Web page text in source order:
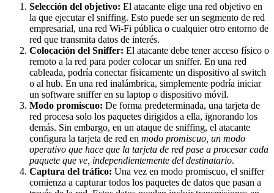
Selección del objetivo: El atacante elige una red objetivo en
la que ejecutar el sniffing. Esto puede ser un segmento de red
empresarial, una red Wi-Fi pública o cualquier otro entorno de
red que transmita datos de interés.
Colocación del Sniffer: El atacante debe tener acceso físico o
remoto a la red para poder colocar un sniffer. En una red
cableada, podría conectar físicamente un dispositivo al switch
o al hub. En una red inalámbrica, simplemente podría iniciar
un software sniffer en su laptop o dispositivo móvil.
Modo promiscuo: De forma predeterminada, una tarjeta de
red procesa solo los paquetes dirigidos a ella, ignorando los
demás. Sin embargo, en un ataque de sniffing, el atacante
configura la tarjeta de red en modo promiscuo, un modo
operativo que hace que la tarjeta de red pase a procesar cada
paquete que ve, independientemente del destinatario.
Captura del tráfico: Una vez en modo promiscuo, el sniffer
comienza a capturar todos los paquetes de datos que pasan a